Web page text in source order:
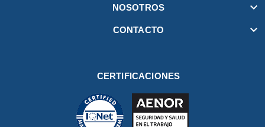
NOSOTROS 
CONTACTO 
CERTIFICACIONES